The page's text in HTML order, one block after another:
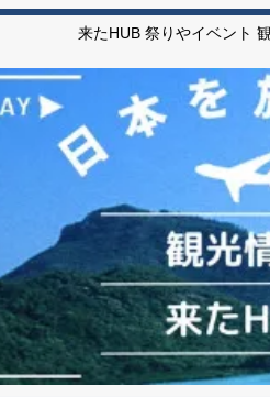
来たHUB 祭りやイベント